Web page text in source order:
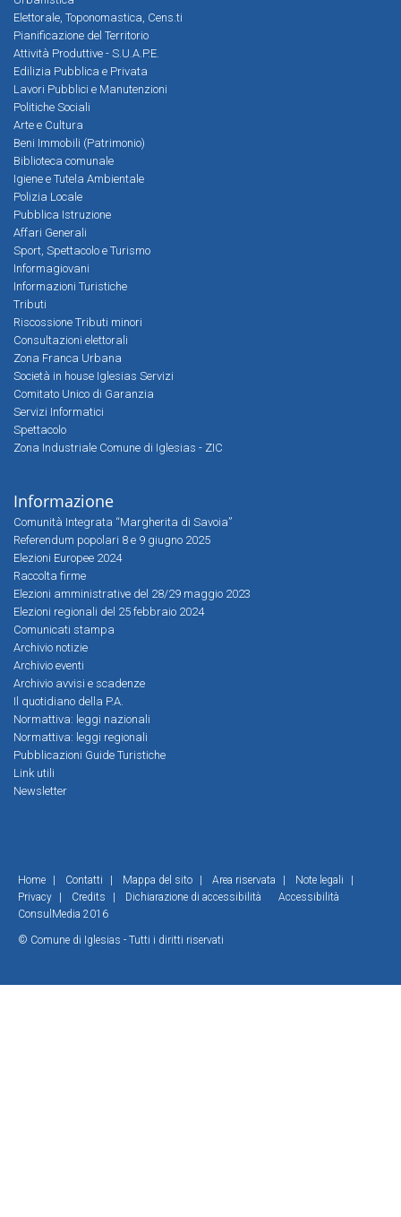
Elettorale, Toponomastica, Cens.ti
Pianificazione del Territorio
Attività Produttive - S.U.A.P.E.
Edilizia Pubblica e Privata
Lavori Pubblici e Manutenzioni
Politiche Sociali
Arte e Cultura
Beni Immobili (Patrimonio)
Biblioteca comunale
Igiene e Tutela Ambientale
Polizia Locale
Pubblica Istruzione
Affari Generali
Sport, Spettacolo e Turismo
Informagiovani
Informazioni Turistiche
Tributi
Riscossione Tributi minori
Consultazioni elettorali
Zona Franca Urbana
Società in house Iglesias Servizi
Comitato Unico di Garanzia
Servizi Informatici
Spettacolo
Zona Industriale Comune di Iglesias - ZIC
Informazione
Comunità Integrata “Margherita di Savoia”
Referendum popolari 8 e 9 giugno 2025
Elezioni Europee 2024
Raccolta firme
Elezioni amministrative del 28/29 maggio 2023
Elezioni regionali del 25 febbraio 2024
Comunicati stampa
Archivio notizie
Archivio eventi
Archivio avvisi e scadenze
Il quotidiano della P.A.
Normattiva: leggi nazionali
Normattiva: leggi regionali
Pubblicazioni Guide Turistiche
Link utili
Newsletter
Home Contatti Mappa del sito Area riservata Note legali
Privacy
Credits Dichiarazione di accessibilità
Accessibilità
ConsulMedia 2016
© Comune di Iglesias - Tutti i diritti riservati